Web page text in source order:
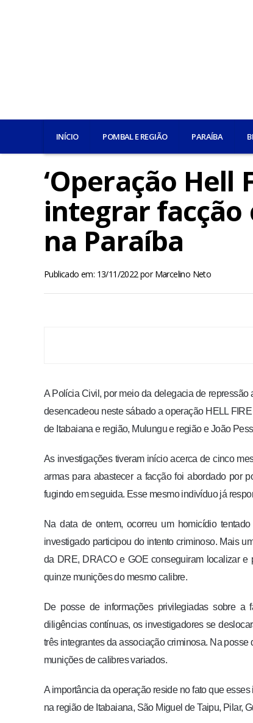
INÍCIO POMBAL E REGIÃO PARAÍBA
‘Operação Hell
integrar facção
na Paraíba
Publicado em: 13/11/2022porMarcelino Neto
A Polícia Civil, por meio da delegacia de
desencadeou neste sábado a operação HELL
de Itabaiana e região, Mulungu e região e João
As investigações tiveram início acerca de cinco
armas para abastecer a facção foi abordado por
fugindo em seguida. Esse mesmo indivíduo já
Na data de ontem, ocorreu um homicídio
investigado participou do intento criminoso. Mais
da DRE, DRACO e GOE conseguiram localizar
quinze munições do mesmo calibre.
De posse de informações privilegiadas sobre a
diligências contínuas, os investigadores se
três integrantes da associação criminosa. Na
munições de calibres variados.
A importância da operação reside no fato que
na região de Itabaiana, São Miguel de Taipu, Pilar,